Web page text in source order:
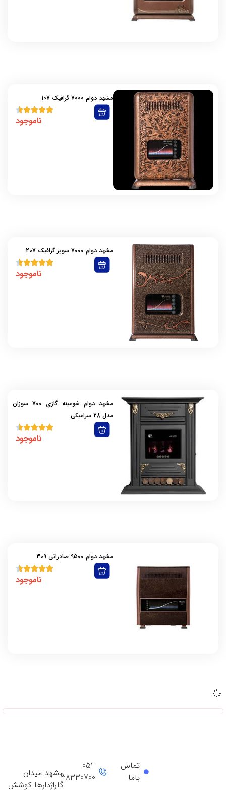
مشهد دوام 7000 گرافیک 107
ناموجود
مشهد دوام 7000 سوپر گرافیک 207
ناموجود
مشهد دوام شومینه گازی 700 سوزان
مدل 28 سرامیکی
ناموجود
مشهد دوام 9500 صادراتی 309
ناموجود
مشهد میدان
گاراژدارها کوشش
051-
38330700
تماس
باما